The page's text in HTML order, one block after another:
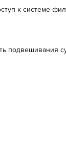
к системе
подвешивания